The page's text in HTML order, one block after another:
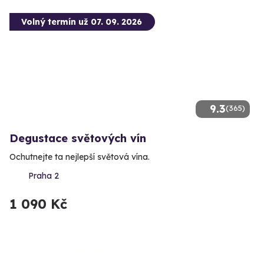
9.3(365)
Volný termín už 07. 09. 2026
Degustace světových vín
Ochutnejte ta nejlepší světová vína.
Praha 2
1 090 Kč